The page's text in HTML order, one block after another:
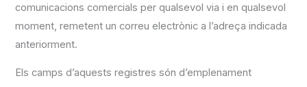
comunicacions comercials per qualsevol via i en qualsevol
moment, remetent un correu electrònic a l’adreça indicada
anteriorment.
Els camps d’aquests registres són d’emplenament